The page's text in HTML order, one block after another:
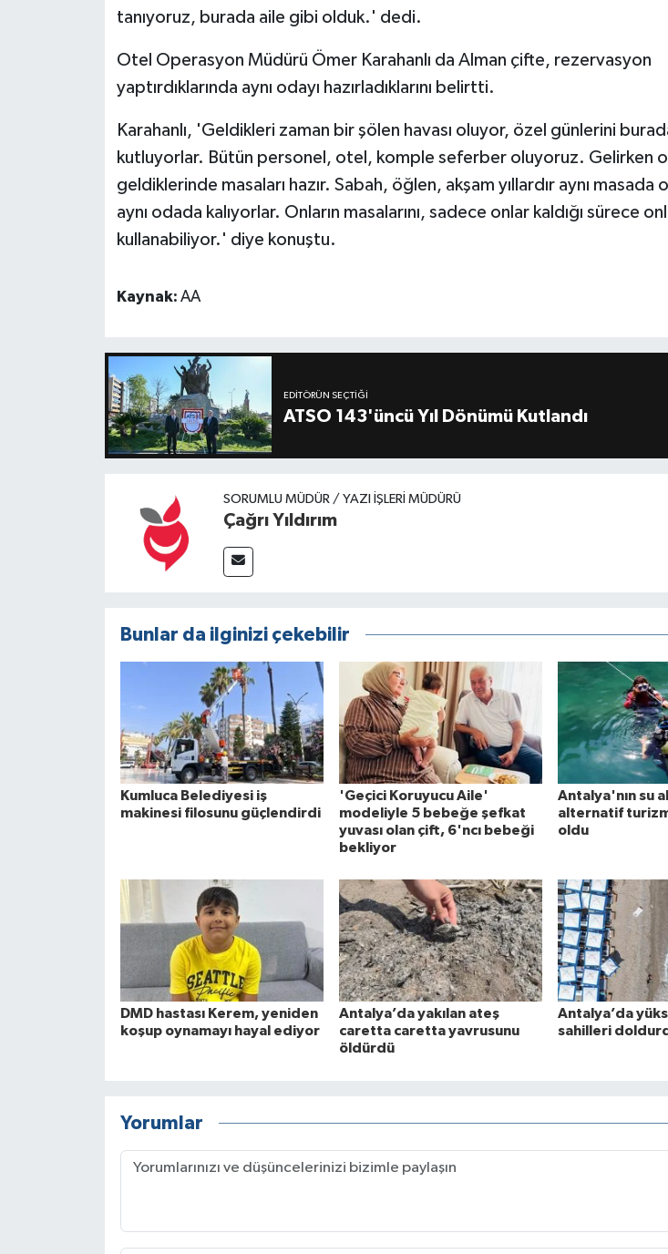
tanıyoruz, burada aile gibi olduk.' dedi.
Otel Operasyon Müdürü Ömer Karahanlı da Alman çifte, rezervasyon
yaptırdıklarında aynı odayı hazırladıklarını belirtti.
Karahanlı, 'Geldikleri zaman bir şölen havası oluyor, özel günlerini
kutluyorlar. Bütün personel, otel, komple seferber oluyoruz. Gelirken
geldiklerinde masaları hazır. Sabah, öğlen, akşam yıllardır aynı masada
aynı odada kalıyorlar. Onların masalarını, sadece onlar kaldığı sürece
kullanabiliyor.' diye konuştu.
Kaynak: AA
EDITÖRÜN SEÇTIĞI
ATSO 143'üncü Yıl Dönümü Kutlandı
SORUMLU MÜDÜR / YAZI İŞLERI MÜDÜRÜ
Çağrı Yıldırım
Bunlar da ilginizi çekebilir
Kumluca Belediyesi iş
makinesi filosunu güçlendirdi
'Geçici Koruyucu Aile'
modeliyle 5 bebeğe şefkat
yuvası olan çift, 6'ncı bebeği
bekliyor
Antalya'nın su
alternatif
oldu
DMD hastası Kerem, yeniden
koşup oynamayı hayal ediyor
Antalya’da yakılan ateş
caretta caretta yavrusunu
öldürdü
Antalya’da
sahilleri
Yorumlar